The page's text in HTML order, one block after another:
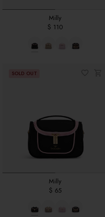
Milly
$ 110
Milly
$ 65